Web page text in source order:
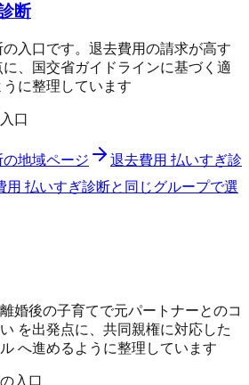
断
入口です。退去費用の請求が高す
、国交省ガイドラインに基づく適
に整理しています
口
の地域ページ
退去費用 払いすぎ診
用 払いすぎ診断と同じグループで選
婚後の子育てで元パートナーとのコ
を出発点に、共同親権に対応した
へ進めるように整理しています
入口